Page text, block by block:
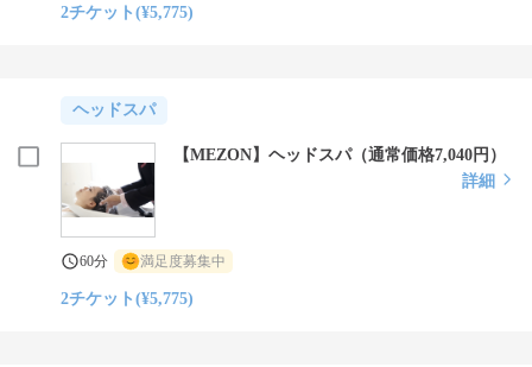
2チケット(¥5,775)
ヘッドスパ
【MEZON】ヘッドスパ（通常価格7,040円）
詳細
60分 満足度募集中
2チケット(¥5,775)